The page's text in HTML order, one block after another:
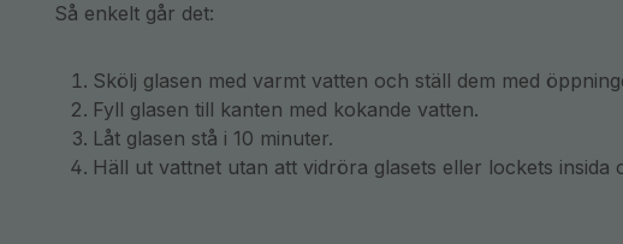
Så enkelt går det:
Skölj glasen med varmt vatten och ställ dem med
Fyll glasen till kanten med kokande vatten.
Låt glasen stå i 10 minuter.
Häll ut vattnet utan att vidröra glasets eller lockets